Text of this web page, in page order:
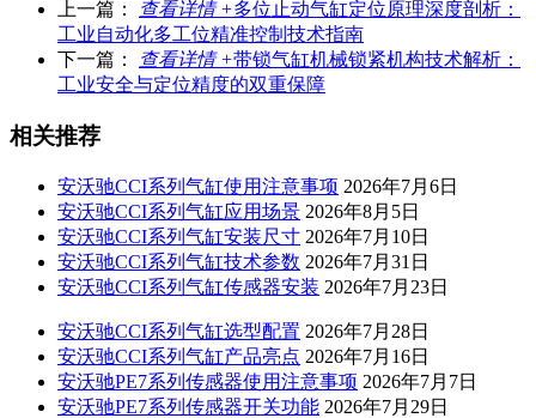
上一篇： 查看详情 +多位止动气缸定位原理深度剖析：
工业自动化多工位精准控制技术指南
下一篇：
查看详情 +带锁气缸机械锁紧机构技术解析：
工业安全与定位精度的双重保障
相关推荐
安沃驰CCI系列气缸使用注意事项 2026年7月6日
安沃驰CCI系列气缸应用场景 2026年8月5日
安沃驰CCI系列气缸安装尺寸 2026年7月10日
安沃驰CCI系列气缸技术参数 2026年7月31日
安沃驰CCI系列气缸传感器安装 2026年7月23日
安沃驰CCI系列气缸选型配置 2026年7月28日
安沃驰CCI系列气缸产品亮点 2026年7月16日
安沃驰PE7系列传感器使用注意事项 2026年7月7日
安沃驰PE7系列传感器开关功能 2026年7月29日